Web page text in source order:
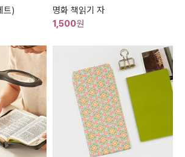
트)
명화 책읽기 자
1,500원